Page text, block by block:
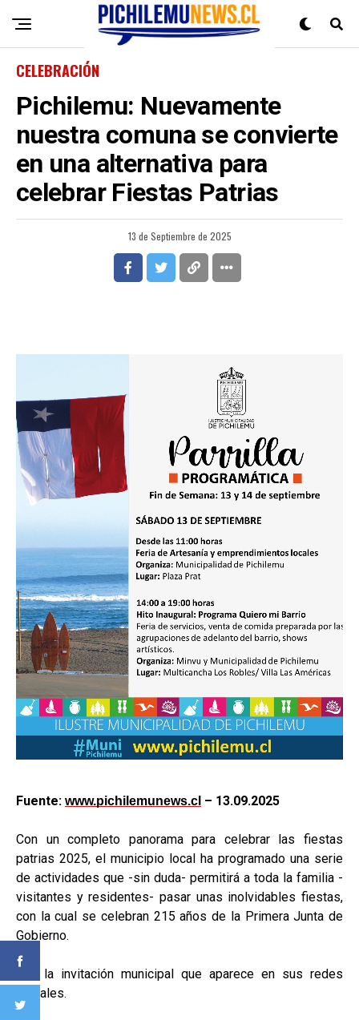
CELEBRACIÓN
Pichilemu: Nuevamente
nuestra comuna se convierte
en una alternativa para
celebrar Fiestas Patrias
13 de Septiembre de 2025
Fuente: www.pichilemunews.cl – 13.09.2025
Con un completo panorama para celebrar las fiestas
patrias 2025, el municipio local ha programado una serie
de actividades que -sin duda- permitirá a toda la familia -
visitantes y residentes- pasar unas inolvidables fiestas,
con la cual se celebran 215 años de la Primera Junta de
Gobierno.
Acá la invitación municipal que aparece en sus redes
sociales.